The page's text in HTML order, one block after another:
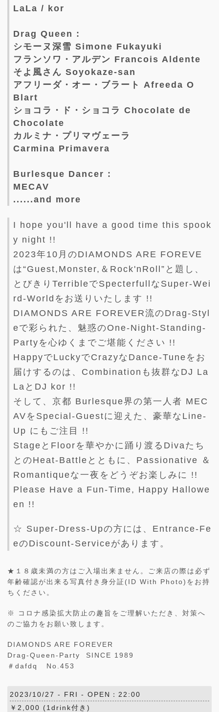
LaLa / kor
Drag Queen :
シモーヌ深雪 Simone Fukayuki
フランソワ・アルデン Francois Aldente
そよ風さん Soyokaze-san
アフリーダ・オー・ブラート Afreeda O
Blart
ショコラ・ド・ショコラ Chocolate de
Chocolate
カルミナ・プリマヴェーラ
Carmina Primavera
Burlesque Dancer :
MECAV
......and more
I hope you'll have a good time this spook
y night !!
2023年10月のDIAMONDS ARE FOREVE
は“Guest,Monster,＆Rock'nRoll”と題し、
とびきりTerribleでSpecterfullなSuper-Wei
rd-Worldをお送りいたします !!
DIAMONDS ARE FOREVER流のDrag-Styl
eで彩られた、魅惑のOne-Night-Standing-
Partyを心ゆくまでご堪能ください !!
HappyでLuckyでCrazyなDance-Tuneをお
届けするのは、Combinationも抜群なDJ La
LaとDJ kor !!
そして、京都 Burlesque界の第一人者 MEC
AVをSpecial-Guestに迎えた、豪華なLine-
Up にもご注目 !!
StageとFloorを華やかに踊り渡るDivaたち
とのHeat-Battleとともに、Passionative ＆
Romantiqueな一夜をどうぞお楽しみに !!
Please Have a Fun-Time, Happy Hallowe
en !!
☆ Super-Dress-Upの方には、Entrance-Fe
eのDiscount-Serviceがあります。
★１８歳未満の方はご入場出来ません。ご来店の際は必ず
年齢確認が出来る写真付き身分証(ID With Photo)をお持
ちください。
※ コロナ感染拡大防止の趣旨をご理解いただき、対策へ
のご協力をお願い致します。
DIAMONDS ARE FOREVER
Drag-Queen-Party SINCE 1989
＃dafdq No.453
2023/10/27 - FRI - OPEN：22:00
￥2,000 (1drink付き)